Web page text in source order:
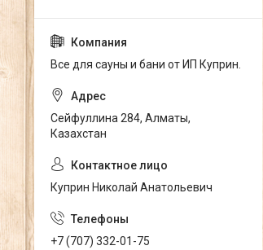
Все для сауны и бани от ИП Куприн.
Сейфуллина 284, Алматы,
Казахстан
Куприн Николай Анатольевич
+7 (707) 332-01-75